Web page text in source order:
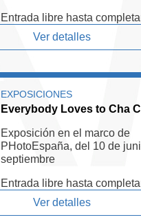
Entrada libre hasta
Ver detalles
EXPOSICIONES
Everybody Loves to Cha
Exposición en el marco de
PHotoEspaña, del 10 de
septiembre
Entrada libre hasta
Ver detalles